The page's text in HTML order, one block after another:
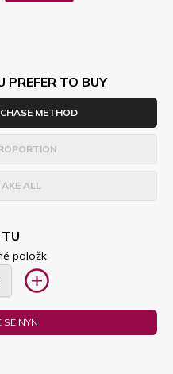
PREFER TO BUY
METHOD
ALL
položk
SE NYN